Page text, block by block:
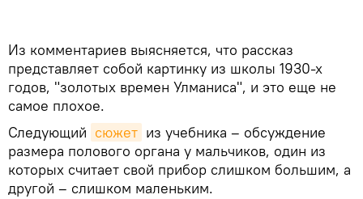
Из комментариев выясняется, что рассказ
представляет собой картинку из школы 1930-х
годов, "золотых времен Улманиса", и это еще не
самое плохое.
Следующий сюжет из учебника – обсуждение
размера полового органа у мальчиков, один из
которых считает свой прибор слишком большим, а
другой – слишком маленьким.